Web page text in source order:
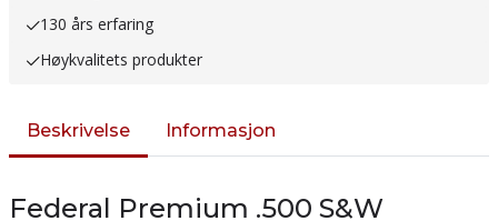
130 års erfaring
Høykvalitets produkter
Beskrivelse Informasjon
Federal Premium .500 S&W